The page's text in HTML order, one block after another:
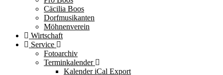
Cäcilia Boos
Dorfmusikanten
Möhnenverein
Wirtschaft
Service
Fotoarchiv
Terminkalender
Kalender iCal Export